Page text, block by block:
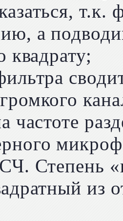
т.к.
а
квадрату;
частоте
Степень
из